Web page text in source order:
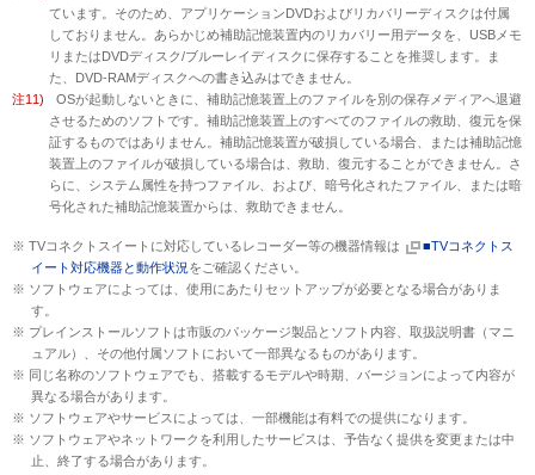
ています。そのため、アプリケーションDVDおよびリカバリーディスクは付属
しておりません。あらかじめ補助記憶装置内のリカバリー用データを、USBメモ
リまたはDVDディスク/ブルーレイディスクに保存することを推奨します。ま
た、DVD-RAMディスクへの書き込みはできません。
注11)
OSが起動しないときに、補助記憶装置上のファイルを別の保存メディアへ退避
させるためのソフトです。補助記憶装置上のすべてのファイルの救助、復元を保
証するものではありません。補助記憶装置が破損している場合、または補助記憶
装置上のファイルが破損している場合は、救助、復元することができません。さ
らに、システム属性を持つファイル、および、暗号化されたファイル、または暗
号化された補助記憶装置からは、救助できません。
※ TVコネクトスイートに対応しているレコーダー等の機器情報は
■TVコネクトス
イート対応機器と動作状況 をご確認ください。
※ ソフトウェアによっては、使用にあたりセットアップが必要となる場合がありま
す。
※ プレインストールソフトは市販のパッケージ製品とソフト内容、取扱説明書（マニ
ュアル）、その他付属ソフトにおいて一部異なるものがあります。
※ 同じ名称のソフトウェアでも、搭載するモデルや時期、バージョンによって内容が
異なる場合があります。
※ ソフトウェアやサービスによっては、一部機能は有料での提供になります。
※ ソフトウェアやネットワークを利用したサービスは、予告なく提供を変更または中
止、終了する場合があります。